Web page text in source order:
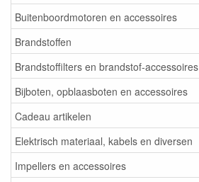
Buitenboordmotoren en accessoires
Brandstoffen
Brandstoffilters en brandstof-accessoires
Bijboten, opblaasboten en accessoires
Cadeau artikelen
Elektrisch materiaal, kabels en diversen
Impellers en accessoires